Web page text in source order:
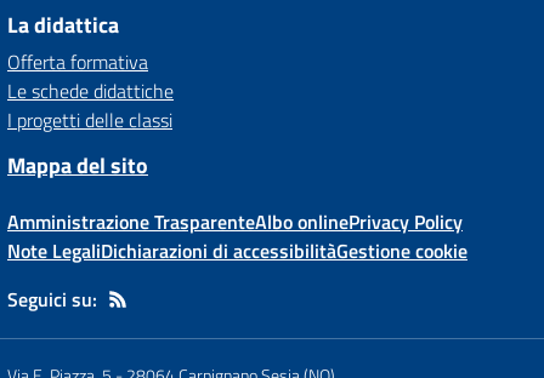
La didattica
Offerta formativa
Le schede didattiche
I progetti delle classi
Mappa del sito
Amministrazione TrasparenteAlbo onlinePrivacy Policy
Note LegaliDichiarazioni di accessibilitàGestione cookie
Seguici su: